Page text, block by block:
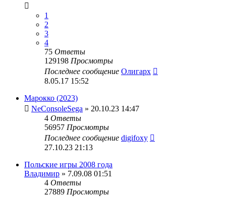
1
2
3
4
75 Ответы
129198 Просмотры
Последнее сообщение Олигарх
8.05.17 15:52
Марокко (2023)
NeConsoleSega » 20.10.23 14:47
4 Ответы
56957 Просмотры
Последнее сообщение digifoxy
27.10.23 21:13
Польские игры 2008 года
Владимир » 7.09.08 01:51
4 Ответы
27889 Просмотры